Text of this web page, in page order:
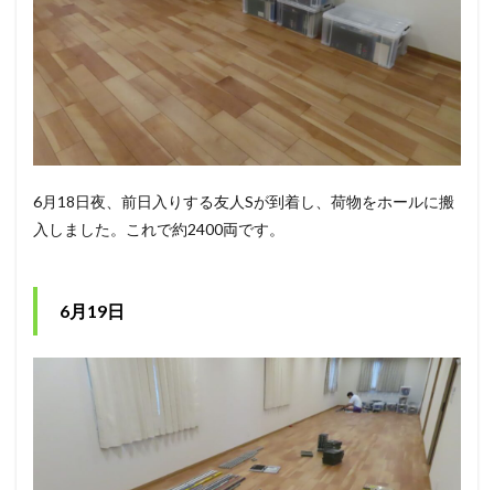
6月18日夜、前日入りする友人Sが到着し、荷物をホールに搬
入しました。これで約2400両です。
6月19日